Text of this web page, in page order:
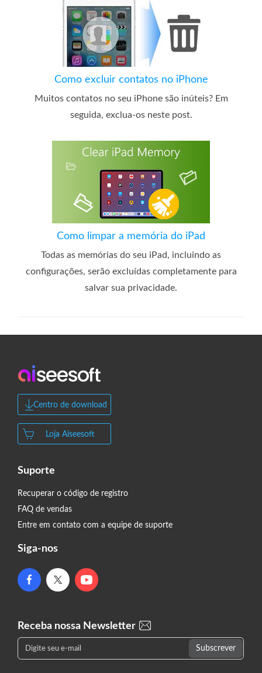
Como excluir contatos no iPhone
Muitos contatos no seu iPhone são inúteis? Em
seguida, exclua-os neste post.
Como limpar a memória do iPad
Todas as memórias do seu iPad, incluindo as
configurações, serão excluídas completamente para
salvar sua privacidade.
Centro de download
Loja Aiseesoft
Suporte
Recuperar o código de registro
FAQ de vendas
Entre em contato com a equipe de suporte
Siga-nos
Receba nossa Newsletter